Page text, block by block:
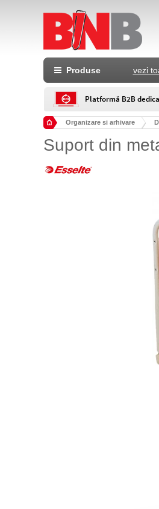
Produse vezi
Platformă B2B
Organizare si arhivare
Suport din